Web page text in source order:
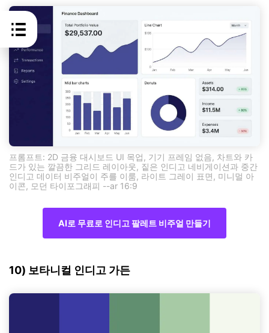
프롬프트: 2D 금융 대시보드 UI 목업, 기기 프레임 없음, 차트와 카
드가 있는 깔끔한 그리드 레이아웃, 짙은 인디고 네비게이션과 중간
인디고 데이터 비주얼이 주를 이룸, 라이트 그레이 표면, 미니멀 아
이콘, 모던 타이포그래피 --ar 16:9
AI로 무료로 인디고 팔레트 비주얼 만들기
10) 보타니컬 인디고 가든